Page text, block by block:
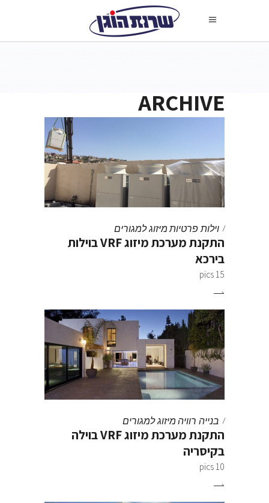
ARCHIVE
וילות פרטיות מיזוג למגורים
התקנת מערכת מיזוג VRF בוילות
בירכא
15 pics
בנייה רוויה מיזוג למגורים
התקנת מערכת מיזוג VRF בוילה
בקיסריה
10 pics